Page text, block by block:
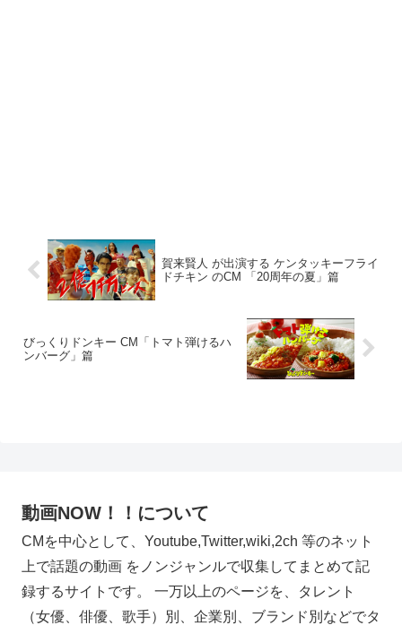
賀来賢人 が出演する ケンタッキーフライ
ドチキン のCM 「20周年の夏」篇
びっくりドンキー CM「トマト弾けるハ
ンバーグ」篇
動画NOW！！について
CMを中心として、Youtube,Twitter,wiki,2ch 等のネット
上で話題の動画 をノンジャンルで収集してまとめて記
録するサイトです。 一万以上のページを、タレント
（女優、俳優、歌手）別、企業別、ブランド別などでタ